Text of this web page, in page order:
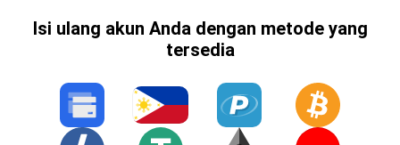
Isi ulang akun Anda dengan metode yang
tersedia